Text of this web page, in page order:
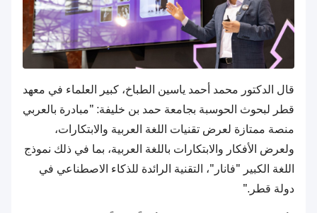
قال الدكتور محمد أحمد ياسين الطباخ، كبير العلماء في معهد
قطر لبحوث الحوسبة بجامعة حمد بن خليفة: "مبادرة بالعربي
منصة ممتازة لعرض تقنيات اللغة العربية والابتكارات،
ولعرض الأفكار والابتكارات باللغة العربية، بما في ذلك نموذج
اللغة الكبير "فانار"، التقنية الرائدة للذكاء الاصطناعي في
دولة قطر."